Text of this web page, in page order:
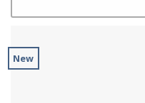
New